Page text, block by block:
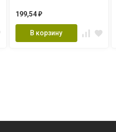
IG640010048
199,54 ₽
В корзину